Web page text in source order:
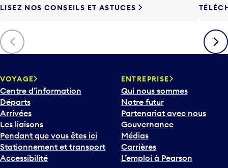
Précédent
LISEZ NOS CONSEILS ET ASTUCES
VOYAGE
Centre d’information
Départs
Arrivées
Les liaisons
Pendant que vous êtes ici
Stationnement et transport
Accessibilité
ENTREPRISE
Qui nous sommes
Notre futur
Partenariat avec nous
Gouvernance
Médias
Carrières
L’emploi à Pearson